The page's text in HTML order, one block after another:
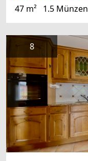
47 m² 1.5 Münzen
8